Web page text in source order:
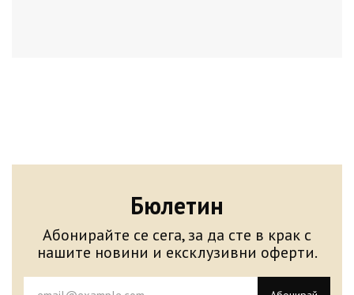
Бюлетин
Абонирайте се сега, за да сте в крак с
нашите новини и ексклузивни оферти.